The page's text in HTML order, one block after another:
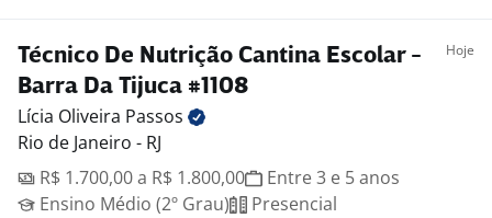
Técnico De Nutrição Cantina Escolar -
Barra Da Tijuca #1108
Hoje
Lícia Oliveira Passos
Rio de Janeiro - RJ
R$ 1.700,00 a R$ 1.800,00
Entre 3 e 5 anos
Ensino Médio (2º Grau)
Presencial